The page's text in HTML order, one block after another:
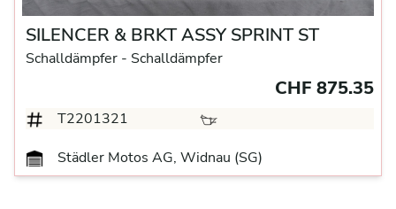
SILENCER & BRKT ASSY SPRINT ST
Schalldämpfer - Schalldämpfer
CHF 875.35
T2201321
Städler Motos AG, Widnau (SG)